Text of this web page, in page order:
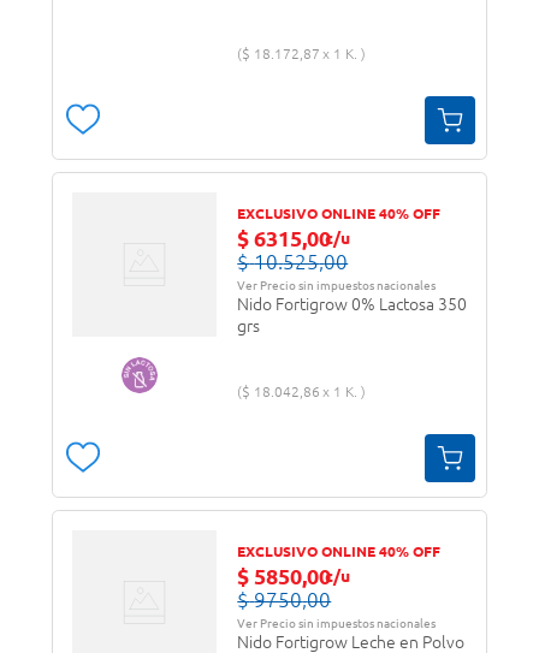
$ 18.172,87 1 K.
EXCLUSIVO ONLINE 40% OFF
$ 6315,00c/u
$ 10.525,00
Ver Precio sin impuestos nacionales
Nido Fortigrow 0% Lactosa 350
grs
$ 18.042,86 1 K.
EXCLUSIVO ONLINE 40% OFF
$ 5850,00c/u
$ 9750,00
Ver Precio sin impuestos nacionales
Nido Fortigrow Leche en Polvo